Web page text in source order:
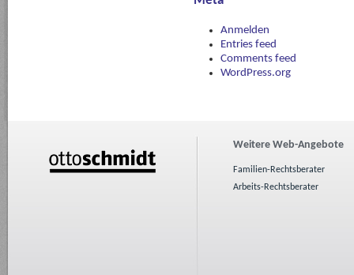
Anmelden
Entries feed
Comments feed
WordPress.org
Weitere Web-Angebote
Familien-Rechtsberater
Arbeits-Rechtsberater